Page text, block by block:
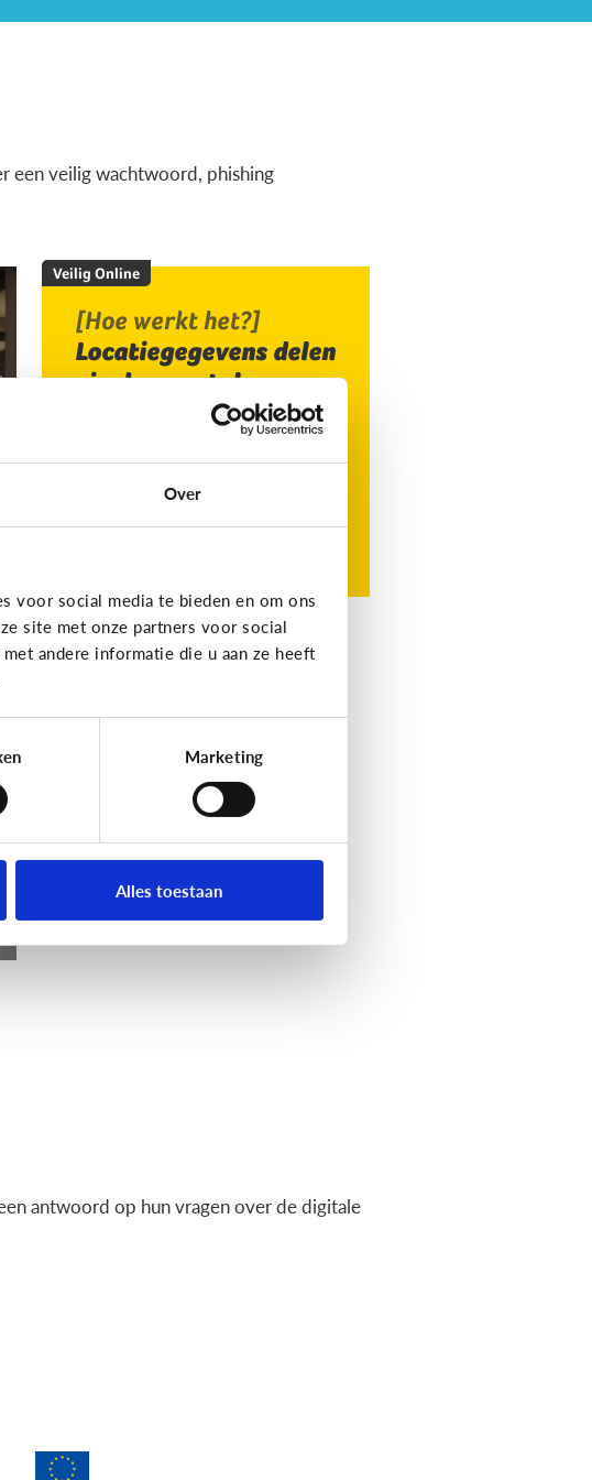
Over
voor social media te bieden en om ons
site met onze partners voor social
andere informatie die u aan ze heeft
Marketing
Alles toestaan
een veilig wachtwoord, phishing
Veilig Online
[Hoe werkt het?]
Locatiegegevens delen
via de smartphone
antwoord op hun vragen over de digitale